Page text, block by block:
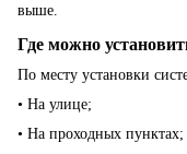
выше.
Где можно
По месту установки
• На улице;
• На проходных пунктах;